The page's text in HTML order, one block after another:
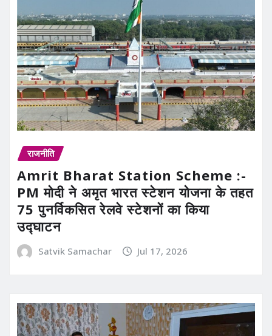
राजनीति
Amrit Bharat Station Scheme :-
PM मोदी ने अमृत भारत स्टेशन योजना के तहत
75 पुनर्विकसित रेलवे स्टेशनों का किया
उद्घाटन
Satvik Samachar Jul 17, 2026